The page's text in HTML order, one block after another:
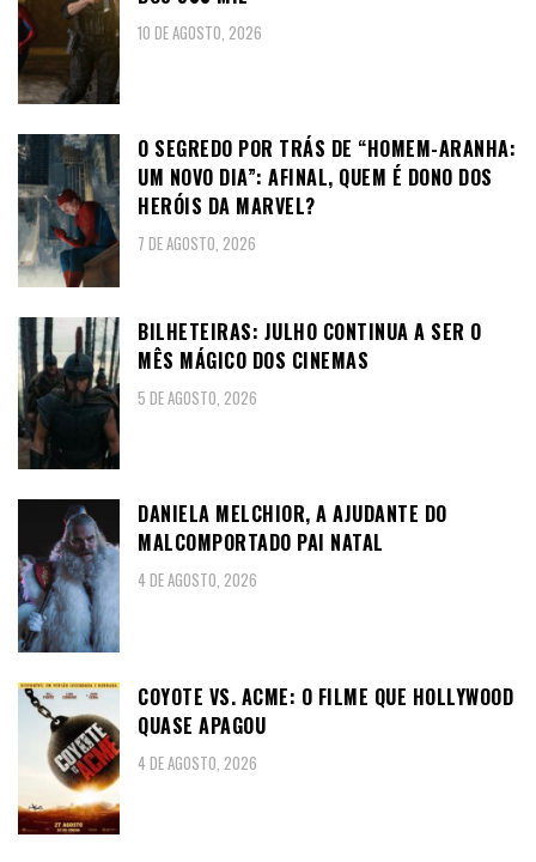
10 DE AGOSTO, 2026
O SEGREDO POR TRÁS DE “HOMEM-ARANHA:
UM NOVO DIA”: AFINAL, QUEM É DONO DOS
HERÓIS DA MARVEL?
7 DE AGOSTO, 2026
BILHETEIRAS: JULHO CONTINUA A SER O
MÊS MÁGICO DOS CINEMAS
5 DE AGOSTO, 2026
DANIELA MELCHIOR, A AJUDANTE DO
MALCOMPORTADO PAI NATAL
4 DE AGOSTO, 2026
COYOTE VS. ACME: O FILME QUE HOLLYWOOD
QUASE APAGOU
4 DE AGOSTO, 2026